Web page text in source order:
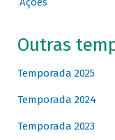
Outras
Temporada 2025
Temporada 2024
Temporada 2023